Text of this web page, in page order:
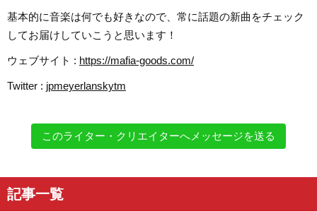
基本的に音楽は何でも好きなので、常に話題の新曲をチェック
してお届けしていこうと思います！
ウェブサイト : https://mafia-goods.com/
Twitter : jpmeyerlanskytm
このライター・クリエイターへメッセージを送る
記事一覧